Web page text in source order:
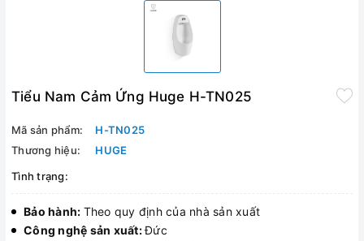
Tiểu Nam Cảm Ứng Huge H-TN025
Mã sản phẩm:
H-TN025
Thương hiệu:
HUGE
Tình trạng:
Bảo hành: Theo quy định của nhà sản xuất
Công nghệ sản xuất:Đức